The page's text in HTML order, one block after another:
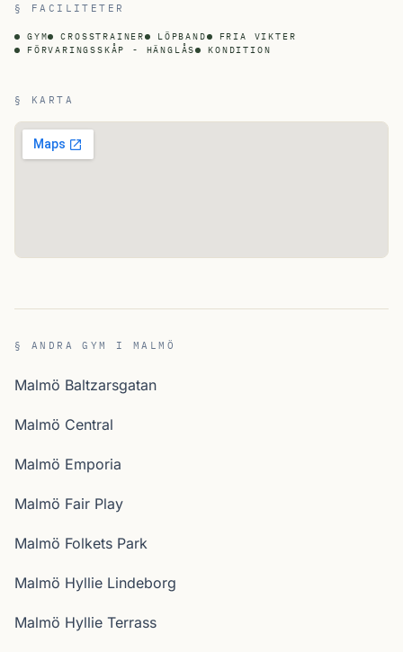
§ FACILITETER
GYM CROSSTRAINER LÖPBAND
FRIA VIKTER
FÖRVARINGSSKÅP - HÄNGLÅS
KONDITION
§ KARTA
§ ANDRA GYM I MALMÖ
Malmö Baltzarsgatan
Malmö Central
Malmö Emporia
Malmö Fair Play
Malmö Folkets Park
Malmö Hyllie Lindeborg
Malmö Hyllie Terrass